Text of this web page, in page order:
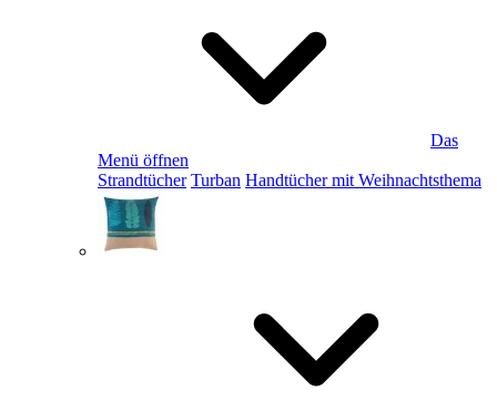
Das
Menü öffnen
Strandtücher Turban Handtücher mit Weihnachtsthema